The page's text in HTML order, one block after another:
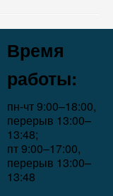
Время
работы:
пн-чт 9:00–18:00,
перерыв 13:00–
13:48;
пт 9:00–17:00,
перерыв 13:00–
13:48